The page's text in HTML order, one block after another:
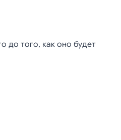
до того, как оно будет